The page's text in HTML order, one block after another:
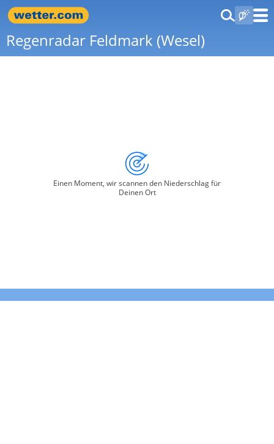
Regenradar Feldmark (Wesel)
Einen Moment, wir scannen den Niederschlag für
Deinen Ort